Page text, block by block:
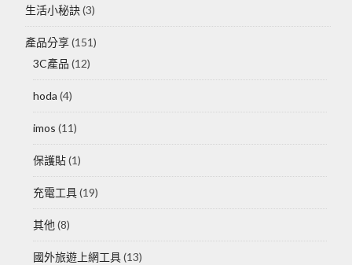
生活小秘訣(3)
產品分享(151)
3C產品 (12)
hoda (4)
imos (11)
保護貼(1)
充電工具(19)
其他 (8)
國外旅遊上網工具(13)